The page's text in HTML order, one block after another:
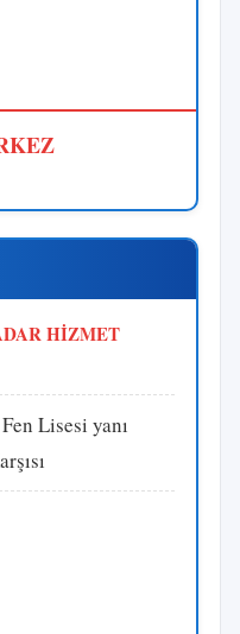
HİZMET
Lisesi yanı